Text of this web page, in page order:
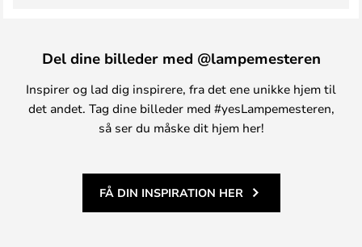
Del dine billeder med @lampemesteren
Inspirer og lad dig inspirere, fra det ene unikke hjem til
det andet. Tag dine billeder med #yesLampemesteren,
så ser du måske dit hjem her!
FÅ DIN INSPIRATION HER